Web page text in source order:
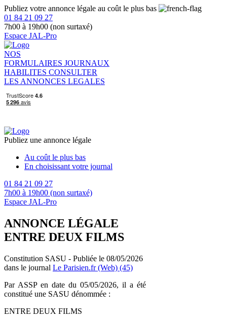
Publiez votre annonce légale au coût le plus bas
01 84 21 09 27
7h00 à 19h00 (non surtaxé)
Espace JAL-Pro
NOS
FORMULAIRES JOURNAUX
HABILITES CONSULTER
LES ANNONCES LEGALES
Publiez une annonce légale
Au coût le plus bas
En choisissant votre journal
01 84 21 09 27
7h00 à 19h00 (non surtaxé)
Espace JAL-Pro
ANNONCE LÉGALE
ENTRE DEUX FILMS
Constitution SASU - Publiée le 08/05/2026
dans le journal Le Parisien.fr (Web) (45)
Par ASSP en date du 05/05/2026, il a été
constitué une SASU dénommée :
ENTRE DEUX FILMS